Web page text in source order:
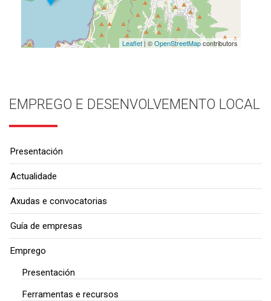
Leaflet| ©OpenStreetMapcontributors
EMPREGO E DESENVOLVEMENTO LOCAL
Presentación
Actualidade
Axudas e convocatorias
Guía de empresas
Emprego
Presentación
Ferramentas e recursos